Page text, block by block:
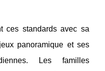
ces standards avec sa
panoramique et ses
Les familles